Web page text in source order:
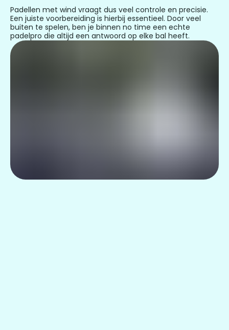
Padellen met wind vraagt dus veel controle en precisie.
Een juiste voorbereiding is hierbij essentieel. Door veel
buiten te spelen, ben je binnen no time een echte
padelpro die altijd een antwoord op elke bal heeft.